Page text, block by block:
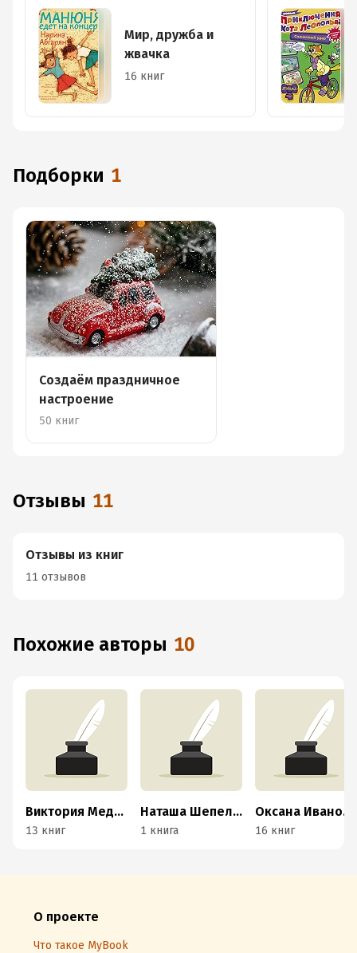
Мир, дружба и
жвачка
16 книг
Подборки 1
Создаём праздничное
настроение
50 книг
Отзывы 11
Отзывы из книг
11 отзывов
Похожие авторы 10
Виктория Медведева
13 книг
Наташа Шепелева
1 книга
Оксана Иванова-Неверова
16 книг
О проекте
Что такое MyBook